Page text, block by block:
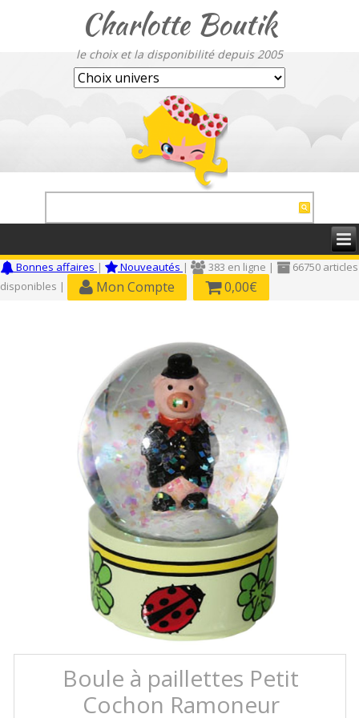
Charlotte Boutik
le choix et la disponibilité depuis 2005
Bonnes affaires | Nouveautés | 383 en ligne |
66750 articles
disponibles |
Mon Compte 0,00€
Boule à paillettes Petit
Cochon Ramoneur